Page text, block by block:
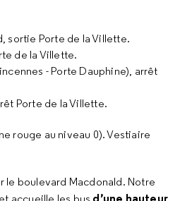
sortie Porte de la Villette.
de la Villette.
- Porte Dauphine), arrêt
Porte de la Villette.
rouge au niveau 0). Vestiaire
le boulevard Macdonald. Notre
d’une hauteur